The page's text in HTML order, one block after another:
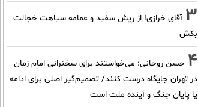
3 آقای خرازی! از ریش سفید و عمامه سیاهت خجالت
بکش
4 حسن روحانی: می‌خواستند برای سخنرانی امام زمان
در تهران جایگاه درست کنند/ تصمیم‌گیر اصلی برای ادامه
یا پایان جنگ و آینده ملت است